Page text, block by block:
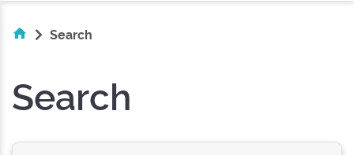
Search
Search